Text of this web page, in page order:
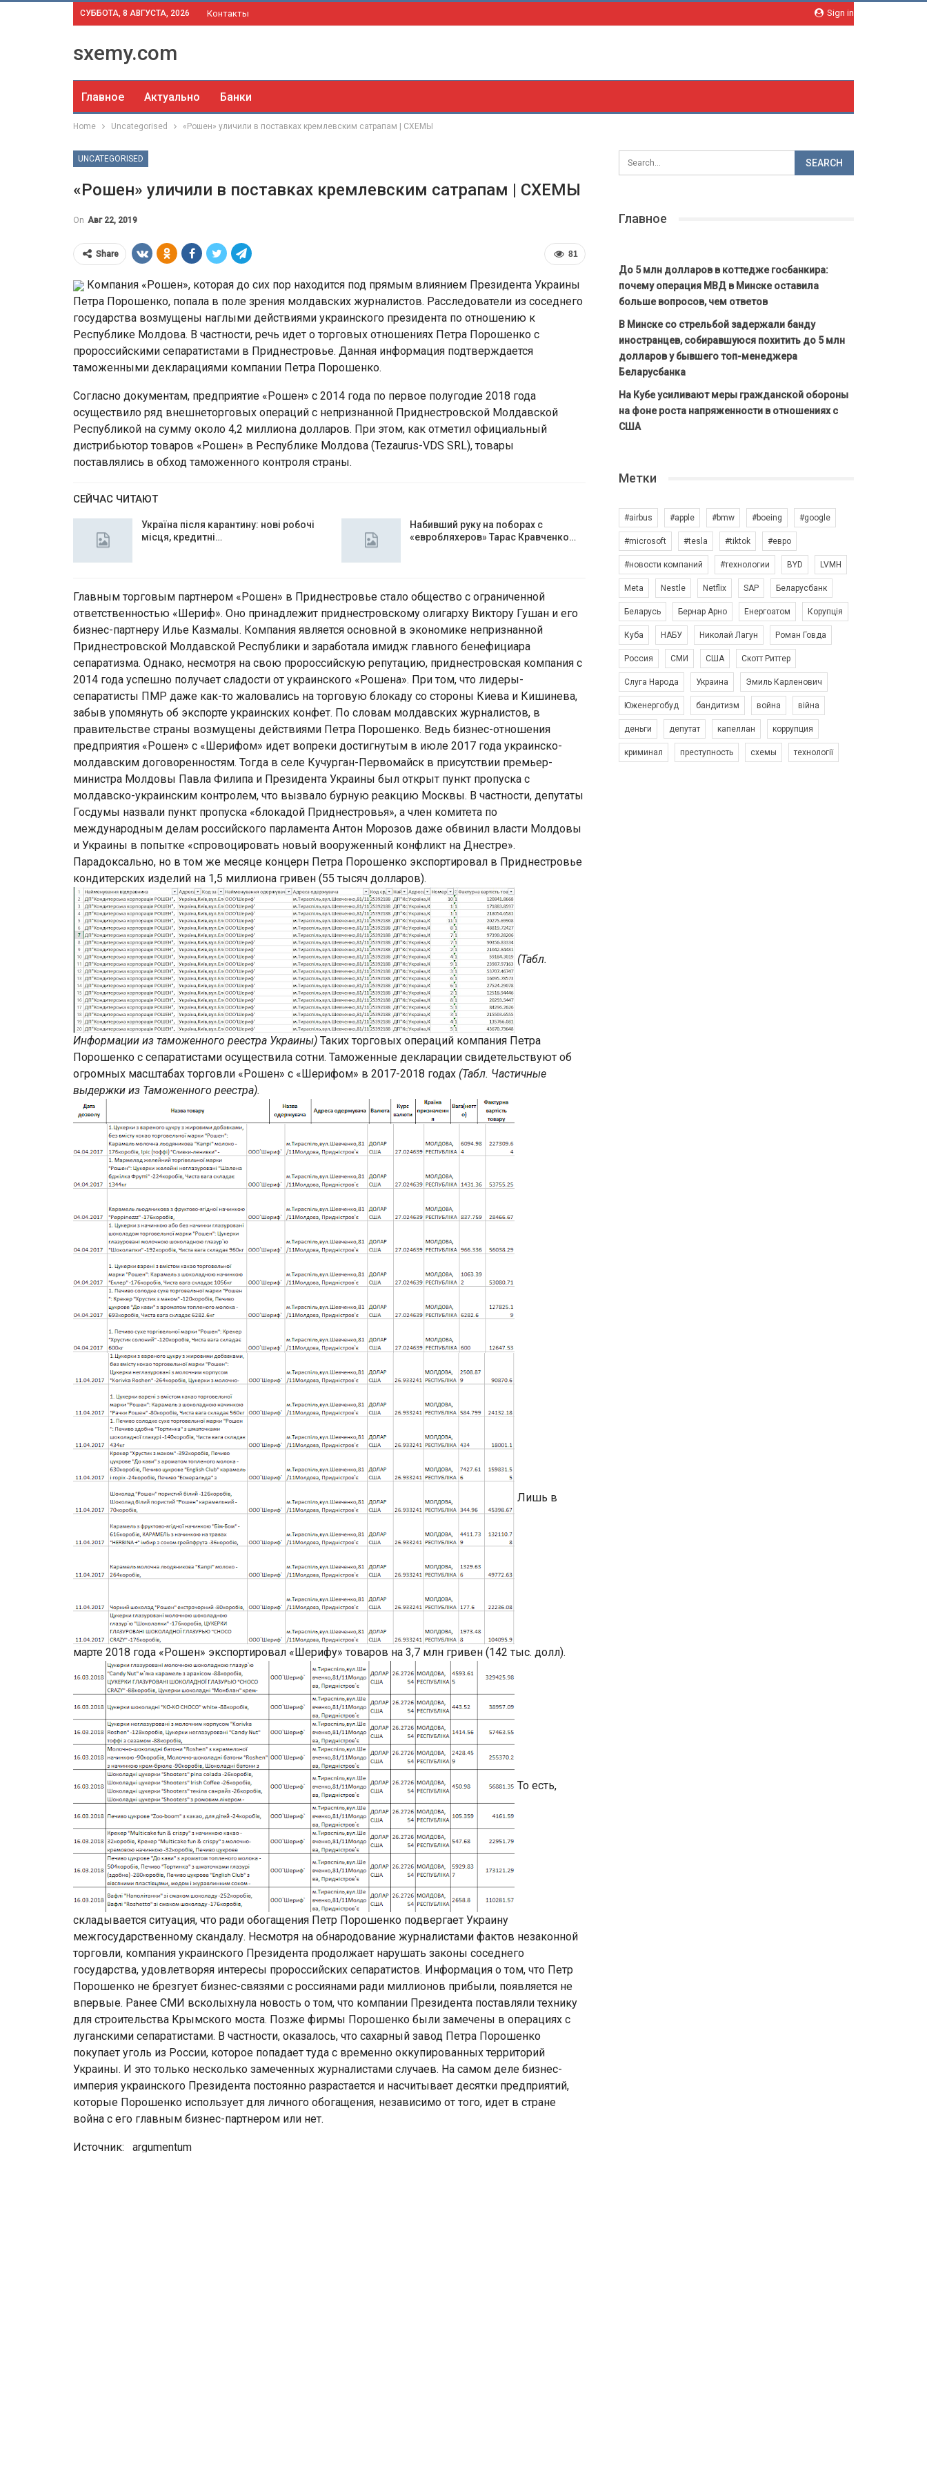
Sign in
СУББОТА, 8 АВГУСТА, 2026 Контакты
sxemy.com
Главное Актуально Банки
Home Uncategorised «Рошен» уличили в поставках кремлевским сатрапам | СХЕМЫ
UNCATEGORISED
«Рошен» уличили в поставках кремлевским сатрапам | СХЕМЫ
On Авг 22, 2019
81
Share
Компания «Рошен», которая до сих пор находится под прямым влиянием Президента Украины
Петра Порошенко, попала в поле зрения молдавских журналистов. Расследователи из соседнего
государства возмущены наглыми действиями украинского президента по отношению к
Республике Молдова. В частности, речь идет о торговых отношениях Петра Порошенко с
пророссийскими сепаратистами в Приднестровье. Данная информация подтверждается
таможенными декларациями компании Петра Порошенко.
Согласно документам, предприятие «Рошен» с 2014 года по первое полугодие 2018 года
осуществило ряд внешнеторговых операций с непризнанной Приднестровской Молдавской
Республикой на сумму около 4,2 миллиона долларов. При этом, как отметил официальный
дистрибьютор товаров «Рошен» в Республике Молдова (Tezaurus-VDS SRL), товары
поставлялись в обход таможенного контроля страны.
СЕЙЧАС ЧИТАЮТ
Україна після карантину: нові робочі
місця, кредитні…
Набивший руку на поборах с
«евробляхеров» Тарас Кравченко…
Главным торговым партнером «Рошен» в Приднестровье стало общество с ограниченной
ответственностью «Шериф». Оно принадлежит приднестровскому олигарху Виктору Гушан и его
бизнес-партнеру Илье Казмалы. Компания является основной в экономике непризнанной
Приднестровской Молдавской Республики и заработала имидж главного бенефициара
сепаратизма. Однако, несмотря на свою пророссийскую репутацию, приднестровская компания с
2014 года успешно получает сладости от украинского «Рошена». При том, что лидеры-
сепаратисты ПМР даже как-то жаловались на торговую блокаду со стороны Киева и Кишинева,
забыв упомянуть об экспорте украинских конфет. По словам молдавских журналистов, в
правительстве страны возмущены действиями Петра Порошенко. Ведь бизнес-отношения
предприятия «Рошен» с «Шерифом» идет вопреки достигнутым в июле 2017 года украинско-
молдавским договоренностям. Тогда в селе Кучурган-Первомайск в присутствии премьер-
министра Молдовы Павла Филипа и Президента Украины был открыт пункт пропуска с
молдавско-украинским контролем, что вызвало бурную реакцию Москвы. В частности, депутаты
Госдумы назвали пункт пропуска «блокадой Приднестровья», а член комитета по
международным делам российского парламента Антон Морозов даже обвинил власти Молдовы
и Украины в попытке «спровоцировать новый вооруженный конфликт на Днестре».
Парадоксально, но в том же месяце концерн Петра Порошенко экспортировал в Приднестровье
кондитерских изделий на 1,5 миллиона гривен (55 тысяч долларов).
(Табл.
Информации из таможенного реестра Украины) Таких торговых операций компания Петра
Порошенко с сепаратистами осуществила сотни. Таможенные декларации свидетельствуют об
огромных масштабах торговли «Рошен» с «Шерифом» в 2017-2018 годах (Табл. Частичные
выдержки из Таможенного реестра).
Лишь в
марте 2018 года «Рошен» экспортировал «Шерифу» товаров на 3,7 млн гривен (142 тыс. долл).
То есть,
складывается ситуация, что ради обогащения Петр Порошенко подвергает Украину
межгосударственному скандалу. Несмотря на обнародование журналистами фактов незаконной
торговли, компания украинского Президента продолжает нарушать законы соседнего
государства, удовлетворяя интересы пророссийских сепаратистов. Информация о том, что Петр
Порошенко не брезгует бизнес-связями с россиянами ради миллионов прибыли, появляется не
впервые. Ранее СМИ всколыхнула новость о том, что компании Президента поставляли технику
для строительства Крымского моста. Позже фирмы Порошенко были замечены в операциях с
луганскими сепаратистами. В частности, оказалось, что сахарный завод Петра Порошенко
покупает уголь из России, которое попадает туда с временно оккупированных территорий
Украины. И это только несколько замеченных журналистами случаев. На самом деле бизнес-
империя украинского Президента постоянно разрастается и насчитывает десятки предприятий,
которые Порошенко использует для личного обогащения, независимо от того, идет в стране
война с его главным бизнес-партнером или нет.
Источник: argumentum
Главное
До 5 млн долларов в коттедже госбанкира:
почему операция МВД в Минске оставила
больше вопросов, чем ответов
В Минске со стрельбой задержали банду
иностранцев, собиравшуюся похитить до 5 млн
долларов у бывшего топ-менеджера
Беларусбанка
На Кубе усиливают меры гражданской обороны
на фоне роста напряженности в отношениях с
США
Метки
#airbus #apple #bmw #boeing #google
#microsoft #tesla #tiktok #евро
#новости компаний #технологии BYD LVMH
Meta Nestle Netflix SAP Беларусбанк
Беларусь Бернар Арно Енергоатом Корупція
Куба НАБУ Николай Лагун Роман Говда
Россия СМИ США Скотт Риттер
Слуга Народа Украина Эмиль Карленович
Юженергобуд бандитизм война війна
деньги депутат капеллан коррупция
криминал преступность схемы технології